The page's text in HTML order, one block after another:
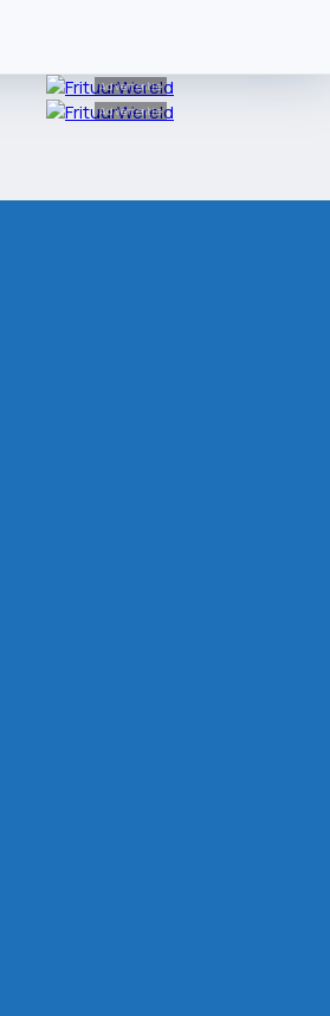
Advertentie
Advertentie